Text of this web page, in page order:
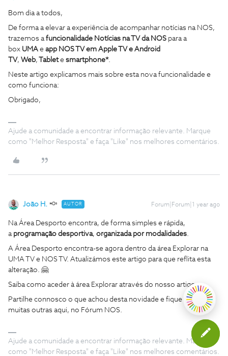
Bom dia a todos,
De forma a elevar a experiência de acompanhar notícias na NOS,
trazemos afuncionalidade Notícias na TV da NOS para a
box UMA e app NOS TV em Apple TV e Android
TV, Web, Tablete smartphone*.
Neste artigo explicamos mais sobre esta nova funcionalidade e
como funciona:
Obrigado,
Ajude a comunidade a encontrar informação relevante. Marque
como "Melhor Resposta" e faça "Like" nos melhores comentários.
João H. AUTOR Forum|Forum|1 year ago
Na Área Desporto encontra, de forma simples e rápida,
a programação desportiva, organizada por modalidades.
A Área Desporto encontra-se agora dentro da área Explorar na
UMA TV e NOS TV. Atualizámos este artigo para que reflita esta
alteração. 🤗
Saiba como aceder à área Explorar através do nosso artigo:
Partilhe connosco o que achou desta novidade e fique atento a
muitas outras aqui, no Fórum NOS.
Ajude a comunidade a encontrar informação relevante. Marque
como "Melhor Resposta" e faça "Like" nos melhores comentários.